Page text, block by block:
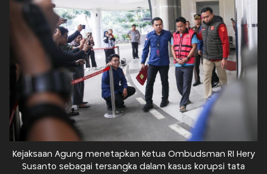
Kejaksaan Agung menetapkan Ketua Ombudsman RI Hery
Susanto sebagai tersangka dalam kasus korupsi tata